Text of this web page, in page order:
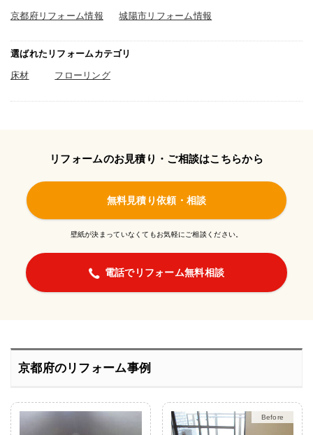
京都府リフォーム情報 城陽市リフォーム情報
選ばれたリフォームカテゴリ
床材 フローリング
リフォームのお見積り・ご相談はこちらから
無料見積り依頼・相談
壁紙が決まっていなくてもお気軽にご相談ください。
電話でリフォーム無料相談
京都府のリフォーム事例
After